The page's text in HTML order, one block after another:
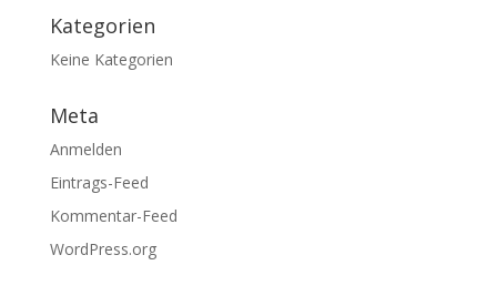
Kategorien
Keine Kategorien
Meta
Anmelden
Eintrags-Feed
Kommentar-Feed
WordPress.org